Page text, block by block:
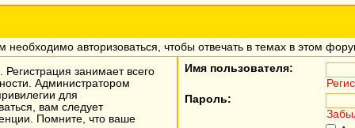
необходимо авторизоваться, чтобы отвечать в темах в этом
занимает всего
Администратором
для
вам следует
Помните, что ваше
Имя пользователя:
Пароль: